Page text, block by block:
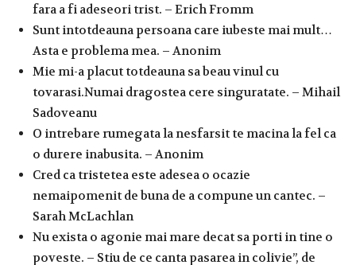
fara a fi adeseori trist. – Erich Fromm
Sunt intotdeauna persoana care iubeste mai mult…
Asta e problema mea. – Anonim
Mie mi-a placut totdeauna sa beau vinul cu
tovarasi.Numai dragostea cere singuratate. – Mihail
Sadoveanu
O intrebare rumegata la nesfarsit te macina la fel ca
o durere inabusita. – Anonim
Cred ca tristetea este adesea o ocazie
nemaipomenit de buna de a compune un cantec. –
Sarah McLachlan
Nu exista o agonie mai mare decat sa porti in tine o
poveste. – Stiu de ce canta pasarea in colivie”, de